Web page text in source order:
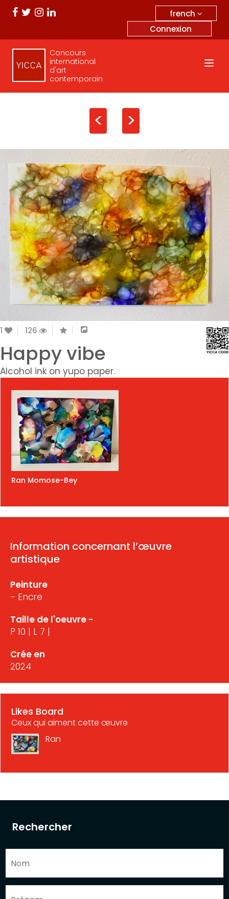
french
Connexion
Concours
international
d'art
contemporain
Rechercher
< >
1 126
Happy vibe
Alcohol ink on yupo paper.
Ran Momose-Bey
Information concernant l’œuvre
artistique
Peinture
- Encre
Taille de l'oeuvre -
P 10 | L 7 |
Crée en
2024
Likes Board
Ceux qui aiment cette œuvre
Ran